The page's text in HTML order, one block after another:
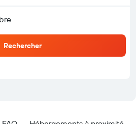
Rechercher